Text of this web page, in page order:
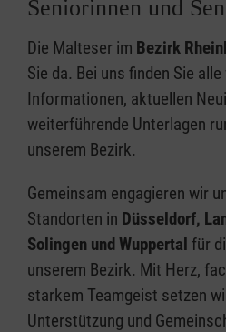
Seniorinnen und
Die Malteser im Bezirk
Sie da. Bei uns finden Sie
Informationen, aktuellen
weiterführende Unterlagen
unserem Bezirk.
Gemeinsam engagieren wir
Standorten in Düsseldorf,
Solingen und Wuppertal für
unserem Bezirk. Mit Herz,
starkem Teamgeist setzen
Unterstützung und